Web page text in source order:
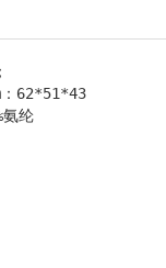
：62*51*43
氨纶